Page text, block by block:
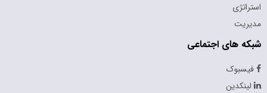
استراتژی
مدیریت
شبکه های اجتماعی
فیسبوک
لینکدین